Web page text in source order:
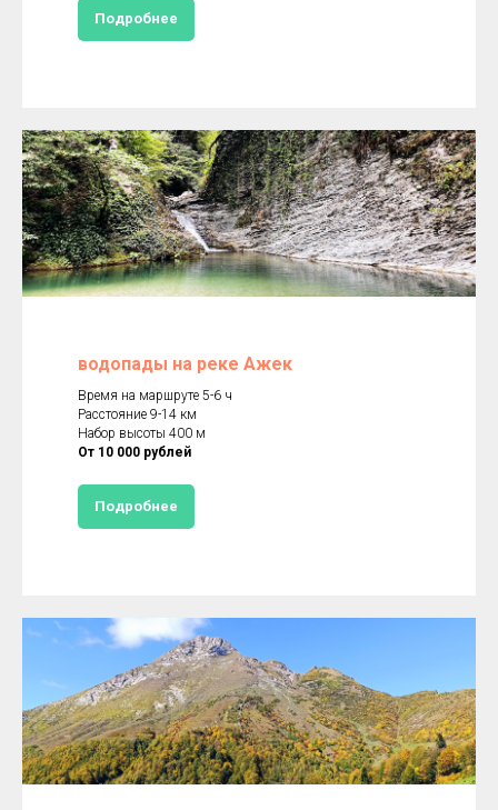
Подробнее
водопады на реке Ажек
Время на маршруте 5-6 ч
Расстояние 9-14 км
Набор высоты 400 м
От 10 000 рублей
Подробнее